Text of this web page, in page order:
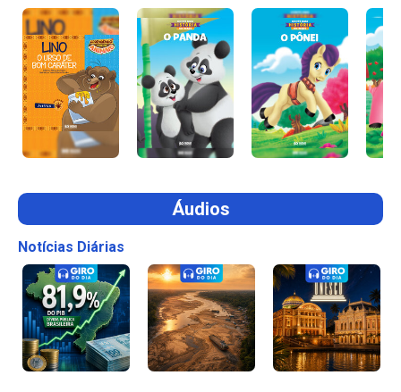
Áudios
Notícias Diárias